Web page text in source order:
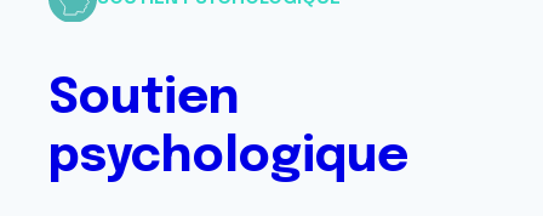
Soutien
psychologique